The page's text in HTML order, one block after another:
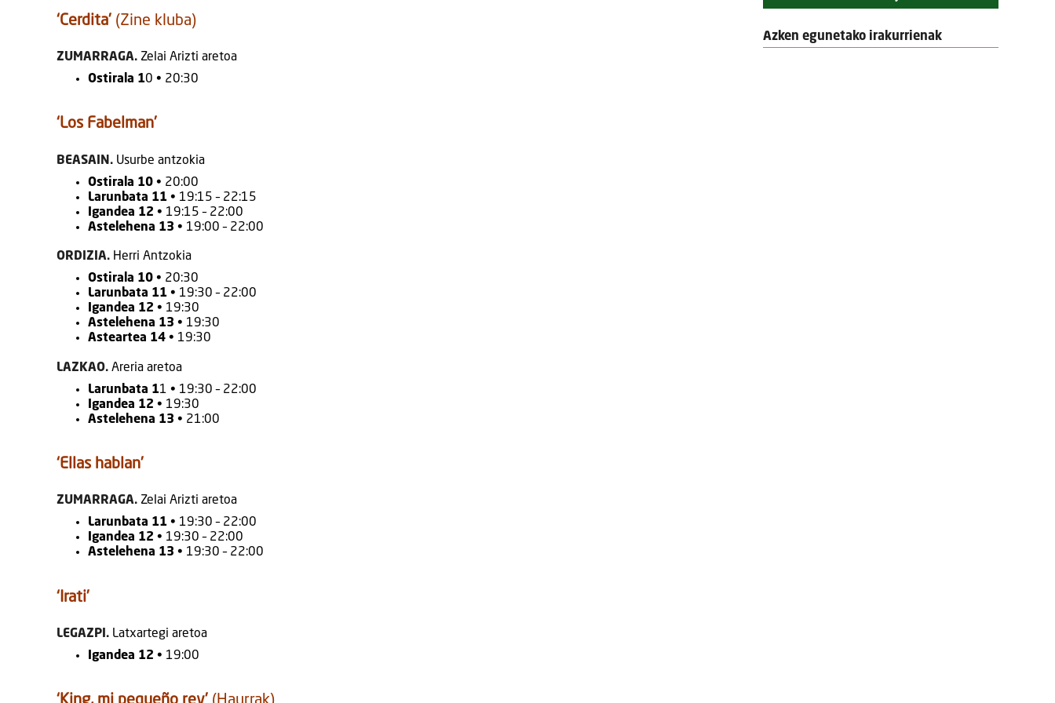
‘Cerdita’ (Zine kluba)
ZUMARRAGA. Zelai Arizti aretoa
Ostirala 10 • 20:30
‘Los Fabelman’
BEASAIN. Usurbe antzokia
Ostirala 10 • 20:00
Larunbata 11 • 19:15 – 22:15
Igandea 12 • 19:15 – 22:00
Astelehena 13 • 19:00 – 22:00
ORDIZIA. Herri Antzokia
Ostirala 10 • 20:30
Larunbata 11 • 19:30 – 22:00
Igandea 12 • 19:30
Astelehena 13 • 19:30
Asteartea 14 • 19:30
LAZKAO. Areria aretoa
Larunbata 11 • 19:30 – 22:00
Igandea 12 • 19:30
Astelehena 13 • 21:00
‘Ellas hablan’
ZUMARRAGA. Zelai Arizti aretoa
Larunbata 11 • 19:30 – 22:00
Igandea 12 • 19:30 – 22:00
Astelehena 13 • 19:30 – 22:00
‘Irati’
LEGAZPI. Latxartegi aretoa
Igandea 12 • 19:00
Azken egunetako irakurrienak